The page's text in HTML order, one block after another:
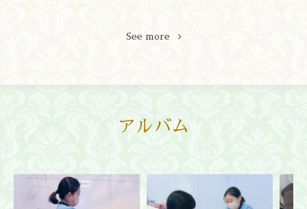
See more
アルバム